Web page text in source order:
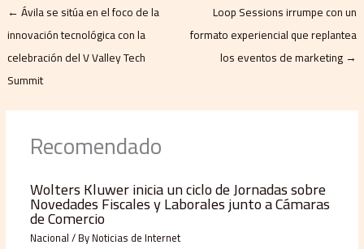
←Ávila se sitúa en el foco de la
innovación tecnológica con la
celebración del V Valley Tech
Summit
Loop Sessions irrumpe con un
formato experiencial que replantea
los eventos de marketing→
Recomendado
Wolters Kluwer inicia un ciclo de Jornadas sobre
Novedades Fiscales y Laborales junto a Cámaras
de Comercio
Nacional/ ByNoticias de Internet